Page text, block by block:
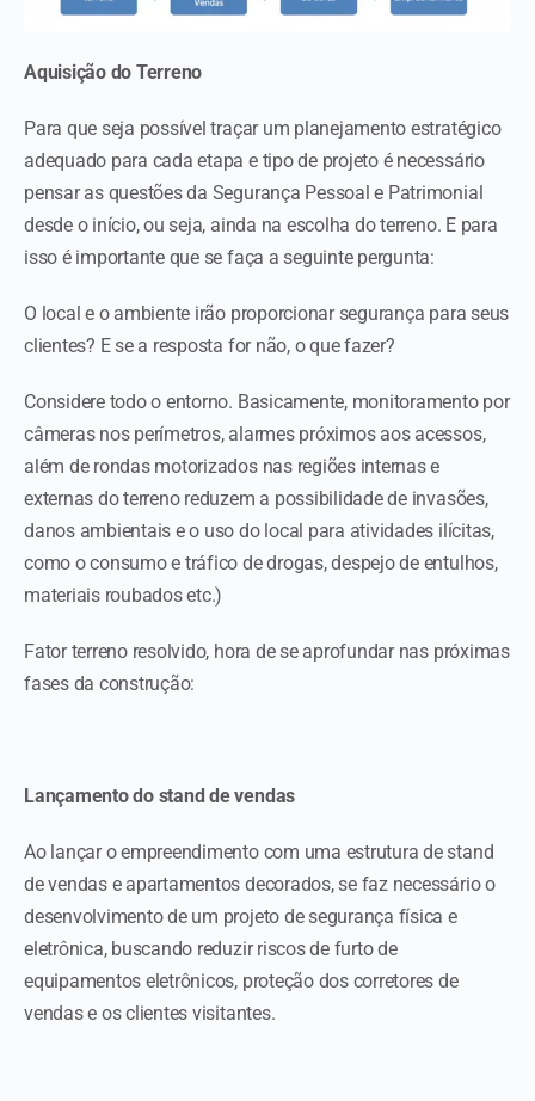
Aquisição do Terreno
Para que seja possível traçar um planejamento estratégico
adequado para cada etapa e tipo de projeto é necessário
pensar as questões da Segurança Pessoal e Patrimonial
desde o início, ou seja, ainda na escolha do terreno. E para
isso é importante que se faça a seguinte pergunta:
O local e o ambiente irão proporcionar segurança para seus
clientes? E se a resposta for não, o que fazer?
Considere todo o entorno. Basicamente, monitoramento por
câmeras nos perímetros, alarmes próximos aos acessos,
além de rondas motorizados nas regiões internas e
externas do terreno reduzem a possibilidade de invasões,
danos ambientais e o uso do local para atividades ilícitas,
como o consumo e tráfico de drogas, despejo de entulhos,
materiais roubados etc.)
Fator terreno resolvido, hora de se aprofundar nas próximas
fases da construção:
Lançamento do stand de vendas
Ao lançar o empreendimento com uma estrutura de stand
de vendas e apartamentos decorados, se faz necessário o
desenvolvimento de um projeto de segurança física e
eletrônica, buscando reduzir riscos de furto de
equipamentos eletrônicos, proteção dos corretores de
vendas e os clientes visitantes.